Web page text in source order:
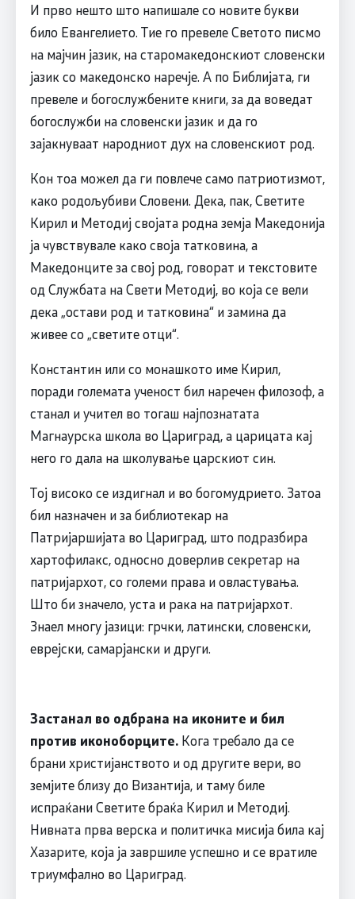
И прво нешто што напишале со новите букви
било Евангелието. Тие го превеле Светото писмо
на мајчин јазик, на старомакедонскиот словенски
јазик со македонско наречје. А по Библијата, ги
превеле и богослужбените книги, за да воведат
богослужби на словенски јазик и да го
зајакнуваат народниот дух на словенскиот род.
Кон тоа можел да ги повлече само патриотизмот,
како родољубиви Словени. Дека, пак, Светите
Кирил и Методиј својата родна земја Македонија
ја чувствувале како своја татковина, а
Македонците за свој род, говорат и текстовите
од Службата на Свети Методиј, во која се вели
дека „остави род и татковина“ и замина да
живее со „светите отци“.
Константин или со монашкото име Кирил,
поради големата ученост бил наречен филозоф, а
станал и учител во тогаш најпознатата
Магнаурска школа во Цариград, а царицата кај
него го дала на школување царскиот син.
Тој високо се издигнал и во богомудрието. Затоа
бил назначен и за библиотекар на
Патријаршијата во Цариград, што подразбира
хартофилакс, односно доверлив секретар на
патријархот, со големи права и овластувања.
Што би значело, уста и рака на патријархот.
Знаел многу јазици: грчки, латински, словенски,
еврејски, самарјански и други.
Застанал во одбрана на иконите и бил
против иконоборците.Кога требало да се
брани христијанството и од другите вери, во
земјите близу до Византија, и таму биле
испраќани Светите браќа Кирил и Методиј.
Нивната прва верска и политичка мисија била кај
Хазарите, која ја завршиле успешно и се вратиле
триумфално во Цариград.